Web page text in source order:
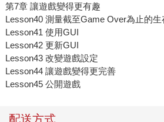
第7章 讓遊戲變得更有趣
Lesson40 測量截至Game Over為止的生
Lesson41 使用GUI
Lesson42 更新GUI
Lesson43 改變遊戲設定
Lesson44 讓遊戲變得更完善
Lesson45 公開遊戲
配送方式